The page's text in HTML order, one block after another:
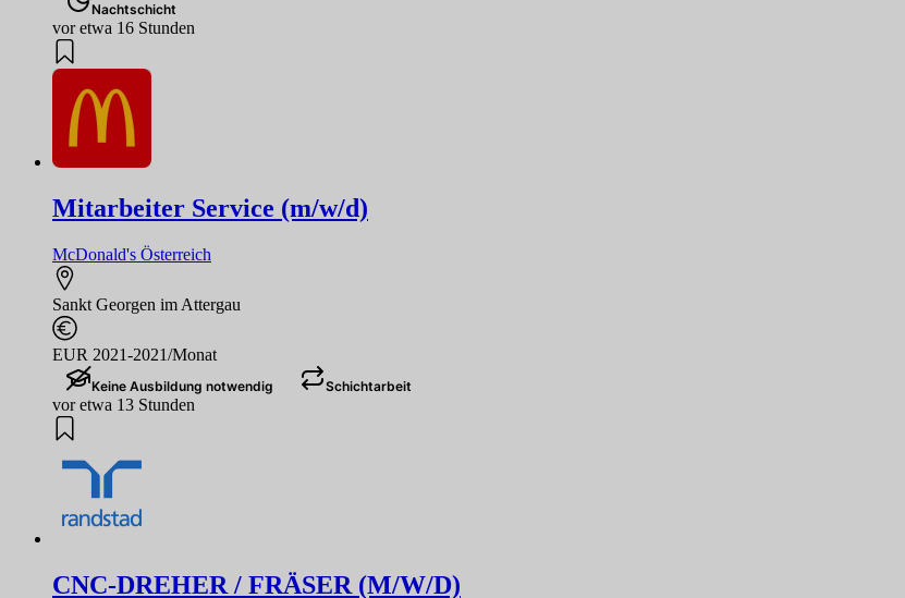
Nachtschicht
vor etwa 16 Stunden
Mitarbeiter Service (m/w/d)
McDonald's Österreich
Sankt Georgen im Attergau
EUR 2021-2021/Monat
Keine Ausbildung notwendig Schichtarbeit
vor etwa 13 Stunden
CNC-DREHER / FRÄSER (M/W/D)